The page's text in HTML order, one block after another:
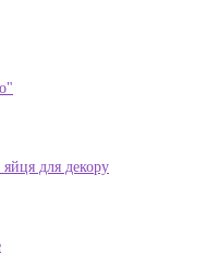
яйця для декору